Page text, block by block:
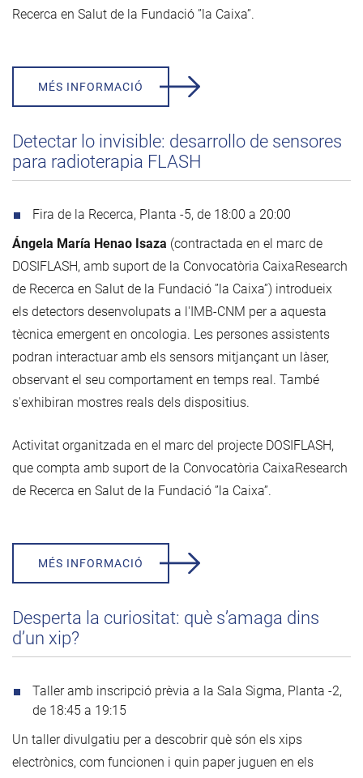
Recerca en Salut de la Fundació ”la Caixa”.
MÉS INFORMACIÓ
Detectar lo invisible: desarrollo de sensores
para radioterapia FLASH
Fira de la Recerca, Planta -5, de 18:00 a 20:00
Ángela María Henao Isaza (contractada en el marc de
DOSIFLASH, amb suport de la Convocatòria CaixaResearch
de Recerca en Salut de la Fundació ”la Caixa”) introdueix
els detectors desenvolupats a l'IMB-CNM per a aquesta
tècnica emergent en oncologia. Les persones assistents
podran interactuar amb els sensors mitjançant un làser,
observant el seu comportament en temps real. També
s'exhibiran mostres reals dels dispositius.
Activitat organitzada en el marc del projecte DOSIFLASH,
que compta amb suport de la Convocatòria CaixaResearch
de Recerca en Salut de la Fundació ”la Caixa”.
MÉS INFORMACIÓ
Desperta la curiositat: què s’amaga dins
d’un xip?
Taller amb inscripció prèvia a la Sala Sigma, Planta -2,
de 18:45 a 19:15
Un taller divulgatiu per a descobrir què són els xips
electrònics, com funcionen i quin paper juguen en els